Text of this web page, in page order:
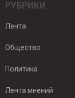
РУБРИКИ
Лента
Общество
Политика
Лента мнений